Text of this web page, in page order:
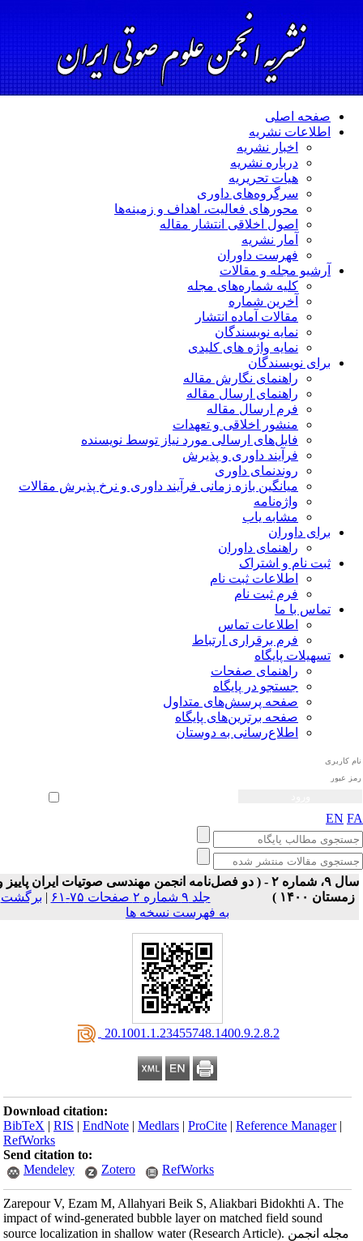
صفحه اصلی
اطلاعات نشریه
اخبار نشریه
درباره نشریه
هیات تحریریه
سرگروه‌های داوری
محورهای فعالیت، اهداف و زمینه‌ها
اصول اخلاقی انتشار مقاله
آمار نشریه
فهرست داوران
آرشیو مجله و مقالات
کلیه شماره‌های مجله
آخرین شماره
مقالات آماده انتشار
نمایه نویسندگان
نمایه واژه های کلیدی
برای نویسندگان
راهنمای نگارش مقاله
راهنمای ارسال مقاله
فرم ارسال مقاله
منشور اخلاقی و تعهدات
فایل‌های ارسالی مورد نیاز توسط نویسنده
فرآیند داوری و پذیرش
روندنمای داوری
میانگین بازه زمانی فرآیند داوری و نرخ پذیرش مقالات
واژه‌نامه
مشابه یاب
برای داوران
راهنمای داوران
ثبت نام و اشتراک
اطلاعات ثبت نام
فرم ثبت نام
تماس با ما
اطلاعات تماس
فرم برقراری ارتباط
تسهیلات پایگاه
راهنمای صفحات
جستجو در پایگاه
صفحه پرسش‌های متداول
صفحه برترین‌های پایگاه
اطلاع‌رسانی به دوستان
ورود خودکار
EN
سال ۹، شماره ۲ - ( دو فصل‌نامه انجمن مهندسی صوتیات ايران پاییز و
زمستان ۱۴۰۰ )
جلد ۹ شماره ۲ صفحات ۷۵-۶۱ | برگشت
به فهرست نسخه ها
‎ 20.1001.1.23455748.1400.9.2.8.2
Download citation:
BibTeX |RIS |EndNote |Medlars |ProCite |Reference Manager
RefWorks
Send citation to:
Mendeley
Zotero RefWorks
Zarepour V, Ezam M, Allahyari Beik S, Aliakbari Bidokhti A. The
impact of wind-generated bubble layer on matched field sound
source localization in shallow water (Research Article). مجله انجمن